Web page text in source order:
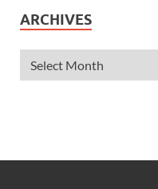
ARCHIVES